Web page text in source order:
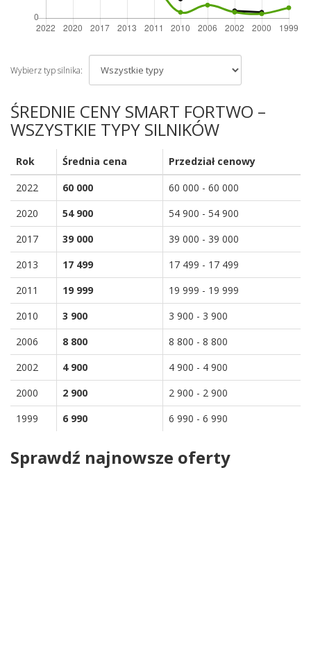
Wybierz typ silnika:
ŚREDNIE CENY SMART FORTWO –
WSZYSTKIE TYPY SILNIKÓW
Rok Średnia cena
Przedział cenowy
2022
60 000
60 000 - 60 000
2020
54 900
54 900 - 54 900
2017
39 000
39 000 - 39 000
2013
17 499
17 499 - 17 499
2011
19 999
19 999 - 19 999
2010
3 900
3 900 - 3 900
2006
8 800
8 800 - 8 800
2002
4 900
4 900 - 4 900
2000
2 900
2 900 - 2 900
1999
6 990 6 990 - 6 990
Sprawdź najnowsze oferty